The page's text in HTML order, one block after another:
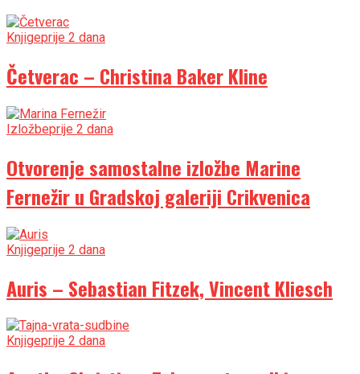
Knjigeprije 2 dana
Četverac – Christina Baker Kline
Izložbeprije 2 dana
Otvorenje samostalne izložbe Marine
Fernežir u Gradskoj galeriji Crikvenica
Knjigeprije 2 dana
Auris – Sebastian Fitzek, Vincent Kliesch
Knjigeprije 2 dana